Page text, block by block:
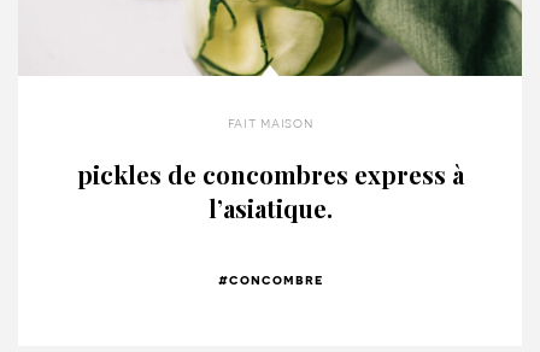
fait maison
pickles de concombres express à
l’asiatique.
#concombre